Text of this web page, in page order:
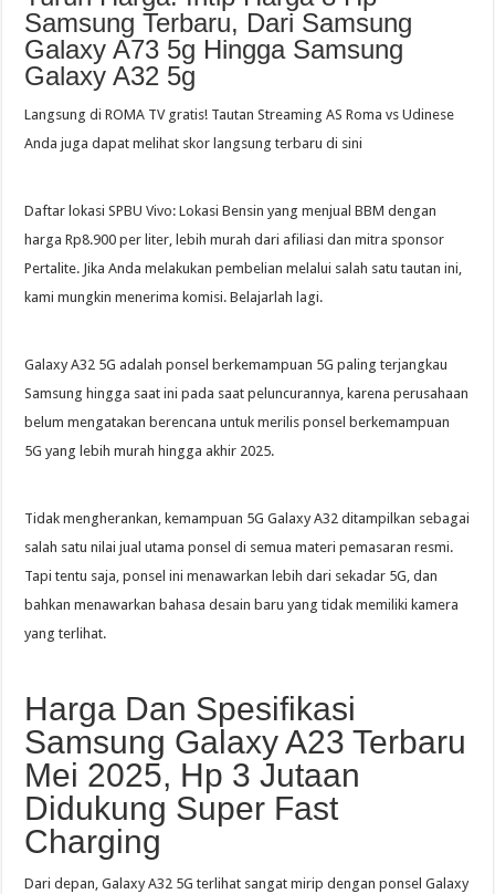
Samsung Terbaru, Dari Samsung
Galaxy A73 5g Hingga Samsung
Galaxy A32 5g
Langsung di ROMA TV gratis! Tautan Streaming AS Roma vs Udinese
Anda juga dapat melihat skor langsung terbaru di sini
Daftar lokasi SPBU Vivo: Lokasi Bensin yang menjual BBM dengan
harga Rp8.900 per liter, lebih murah dari afiliasi dan mitra sponsor
Pertalite. Jika Anda melakukan pembelian melalui salah satu tautan ini,
kami mungkin menerima komisi. Belajarlah lagi.
Galaxy A32 5G adalah ponsel berkemampuan 5G paling terjangkau
Samsung hingga saat ini pada saat peluncurannya, karena perusahaan
belum mengatakan berencana untuk merilis ponsel berkemampuan
5G yang lebih murah hingga akhir 2025.
Tidak mengherankan, kemampuan 5G Galaxy A32 ditampilkan sebagai
salah satu nilai jual utama ponsel di semua materi pemasaran resmi.
Tapi tentu saja, ponsel ini menawarkan lebih dari sekadar 5G, dan
bahkan menawarkan bahasa desain baru yang tidak memiliki kamera
yang terlihat.
Harga Dan Spesifikasi
Samsung Galaxy A23 Terbaru
Mei 2025, Hp 3 Jutaan
Didukung Super Fast
Charging
Dari depan, Galaxy A32 5G terlihat sangat mirip dengan ponsel Galaxy